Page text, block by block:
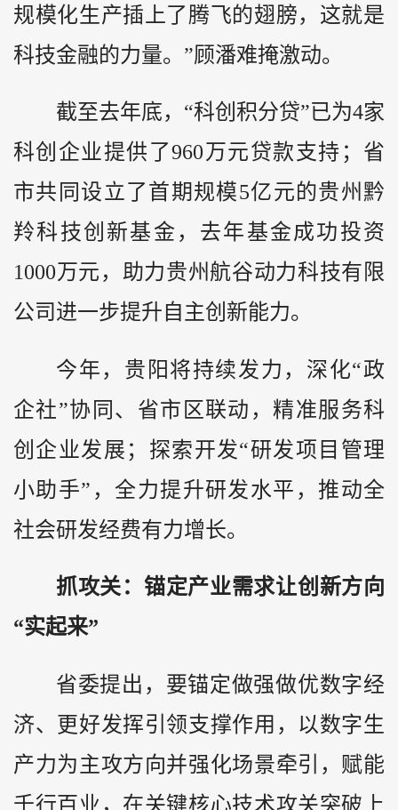
规模化生产插上了腾飞的翅膀，这就是
科技金融的力量。”顾潘难掩激动。
截至去年底，“科创积分贷”已为4家
科创企业提供了960万元贷款支持；省
市共同设立了首期规模5亿元的贵州 黔
羚科技创新基金，去年基金成功投资
1000万元，助力贵州航谷动力科技有限
公司进一步提升自主创新能力。
今年，贵阳将持续发力，深化“政
企社”协同、省市区联动，精准服务科
创企业发展；探索开发“研发项目管理
小助手”，全力提升研发水平，推动全
社会研发经费有力增长。
抓攻关：锚定产业需求让创新方向
“实起来”
省委提出，要锚定做强做优数字经
济、更好发挥引领支撑作用，以数字生
产力为主攻方向并强化场景牵引，赋能
千行百业，在关键核心技术攻关突破上